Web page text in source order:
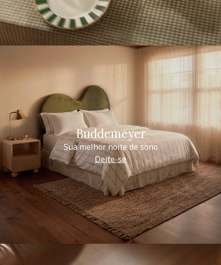
Buddemeyer
Sua melhor noite de sono
Deite-se